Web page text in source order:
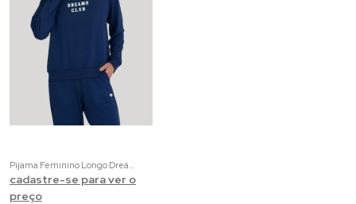
Pijama Feminino Longo Dreams Club | Molecotom Marinho com Estampa
cadastre-se para ver o
preço